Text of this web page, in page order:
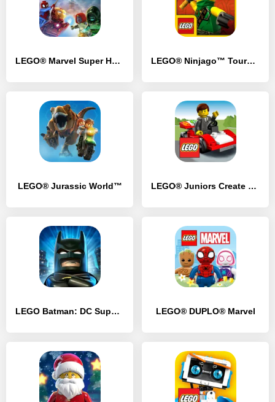
LEGO® Marvel Super Heroes LEGO® Ninjago™ Tournament
LEGO® Jurassic World™ LEGO® Juniors Create & Cruise
LEGO Batman: DC Super Heroes LEGO® DUPLO® Marvel